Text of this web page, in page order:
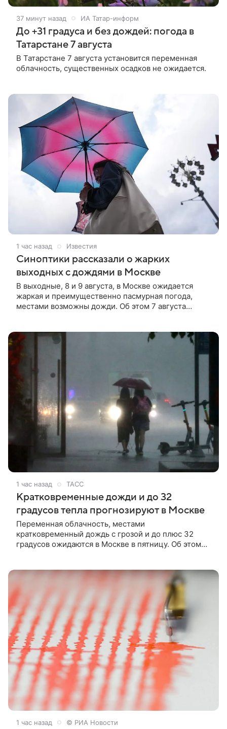
37 минут назад ИА Татар-информ
До +31 градуса и без дождей: погода в
Татарстане 7 августа
В Татарстане 7 августа установится переменная
облачность, существенных осадков не ожидается.
1 час назад Известия
Синоптики рассказали о жарких
выходных с дождями в Москве
В выходные, 8 и 9 августа, в Москве ожидается
жаркая и преимущественно пасмурная погода,
местами возможны дожди. Об этом 7 августа
1 час назад ТАСС
Кратковременные дожди и до 32
градусов тепла прогнозируют в Москве
Переменная облачность, местами
кратковременный дождь с грозой и до плюс 32
градусов ожидаются в Москве в пятницу. Об этом
1 час назад © РИА Новости